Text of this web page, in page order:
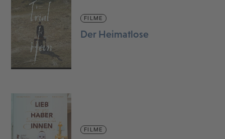
FILME
Der Heimatlose
FILME